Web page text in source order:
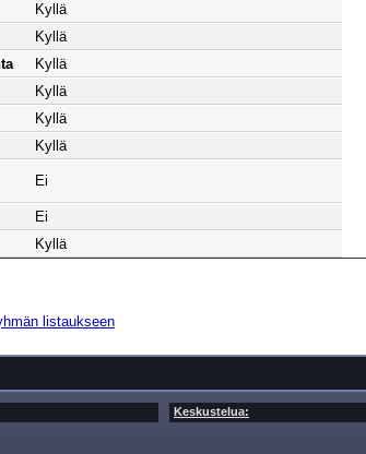
Kyllä
Kyllä
Kyllä
Kyllä
Kyllä
Kyllä
Ei
Ei
Kyllä
listaukseen
Keskustelua: